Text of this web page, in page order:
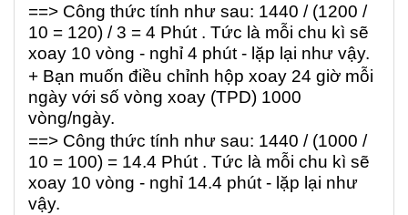
==> Công thức tính như sau: 1440 / (1200 /
10 = 120) / 3 = 4 Phút . Tức là mỗi chu kì sẽ
xoay 10 vòng - nghỉ 4 phút - lặp lại như vậy.
+ Bạn muốn điều chỉnh hộp xoay 24 giờ mỗi
ngày với số vòng xoay (TPD) 1000
vòng/ngày.
==> Công thức tính như sau: 1440 / (1000 /
10 = 100) = 14.4 Phút . Tức là mỗi chu kì sẽ
xoay 10 vòng - nghỉ 14.4 phút - lặp lại như
vậy.